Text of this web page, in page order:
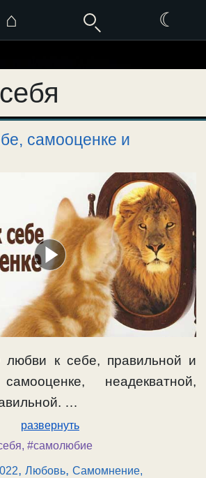
⌂ ☾
самооценке и
любви к себе, правильной и
неадекватной,
…
развернуть
, #самолюбие
,Любовь,Самомнение,